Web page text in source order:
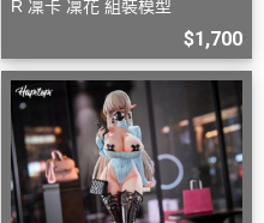
R 凜卡 凜花 組裝模型
$1,700